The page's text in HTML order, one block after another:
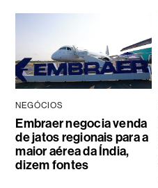
NEGÓCIOS
Embraer negocia venda
de jatos regionais para a
maior aérea da Índia,
dizem fontes